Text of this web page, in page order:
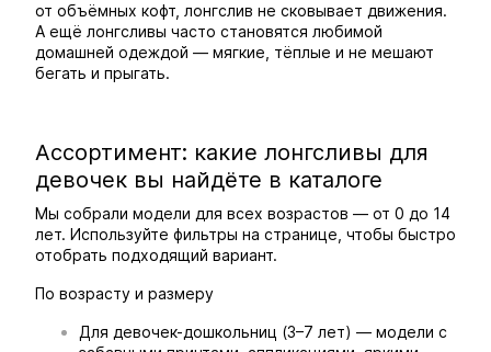
от объёмных кофт, лонгслив не сковывает движения.
А ещё лонгсливы часто становятся любимой
домашней одеждой — мягкие, тёплые и не мешают
бегать и прыгать.
Ассортимент: какие лонгсливы для
девочек вы найдёте в каталоге
Мы собрали модели для всех возрастов — от 0 до 14
лет. Используйте фильтры на странице, чтобы быстро
отобрать подходящий вариант.
По возрасту и размеру
Для девочек-дошкольниц (3–7 лет) — модели с